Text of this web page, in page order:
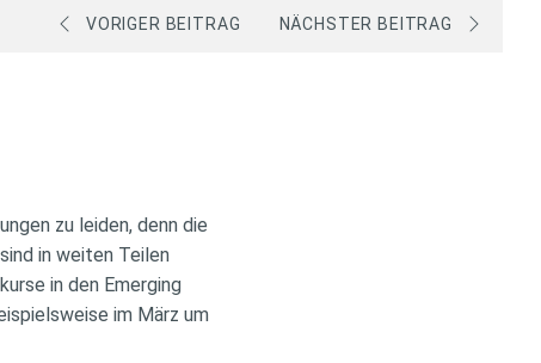
VORIGER BEITRAG NÄCHSTER BEITRAG
zu leiden, denn die
in weiten Teilen
in den Emerging
im März um